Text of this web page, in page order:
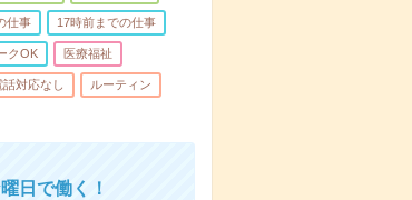
仕事 17時前までの仕事
クOK 医療福祉
話対応なし ルーティン
日で働く！